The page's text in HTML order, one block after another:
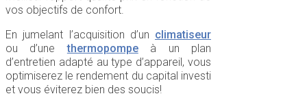
vos objectifs de confort.
En jumelant l’acquisition d’un climatiseur
ou d’unethermopompeà un plan
d’entretien adapté au type d’appareil, vous
optimiserez le rendement du capital investi
et vous éviterez bien des soucis!